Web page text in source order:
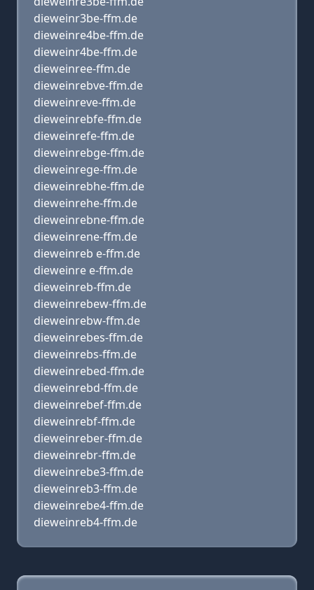
dieweinr3be-ffm.de
dieweinre4be-ffm.de
dieweinr4be-ffm.de
dieweinree-ffm.de
dieweinrebve-ffm.de
dieweinreve-ffm.de
dieweinrebfe-ffm.de
dieweinrefe-ffm.de
dieweinrebge-ffm.de
dieweinrege-ffm.de
dieweinrebhe-ffm.de
dieweinrehe-ffm.de
dieweinrebne-ffm.de
dieweinrene-ffm.de
dieweinreb e-ffm.de
dieweinre e-ffm.de
dieweinreb-ffm.de
dieweinrebew-ffm.de
dieweinrebw-ffm.de
dieweinrebes-ffm.de
dieweinrebs-ffm.de
dieweinrebed-ffm.de
dieweinrebd-ffm.de
dieweinrebef-ffm.de
dieweinrebf-ffm.de
dieweinreber-ffm.de
dieweinrebr-ffm.de
dieweinrebe3-ffm.de
dieweinreb3-ffm.de
dieweinrebe4-ffm.de
dieweinreb4-ffm.de